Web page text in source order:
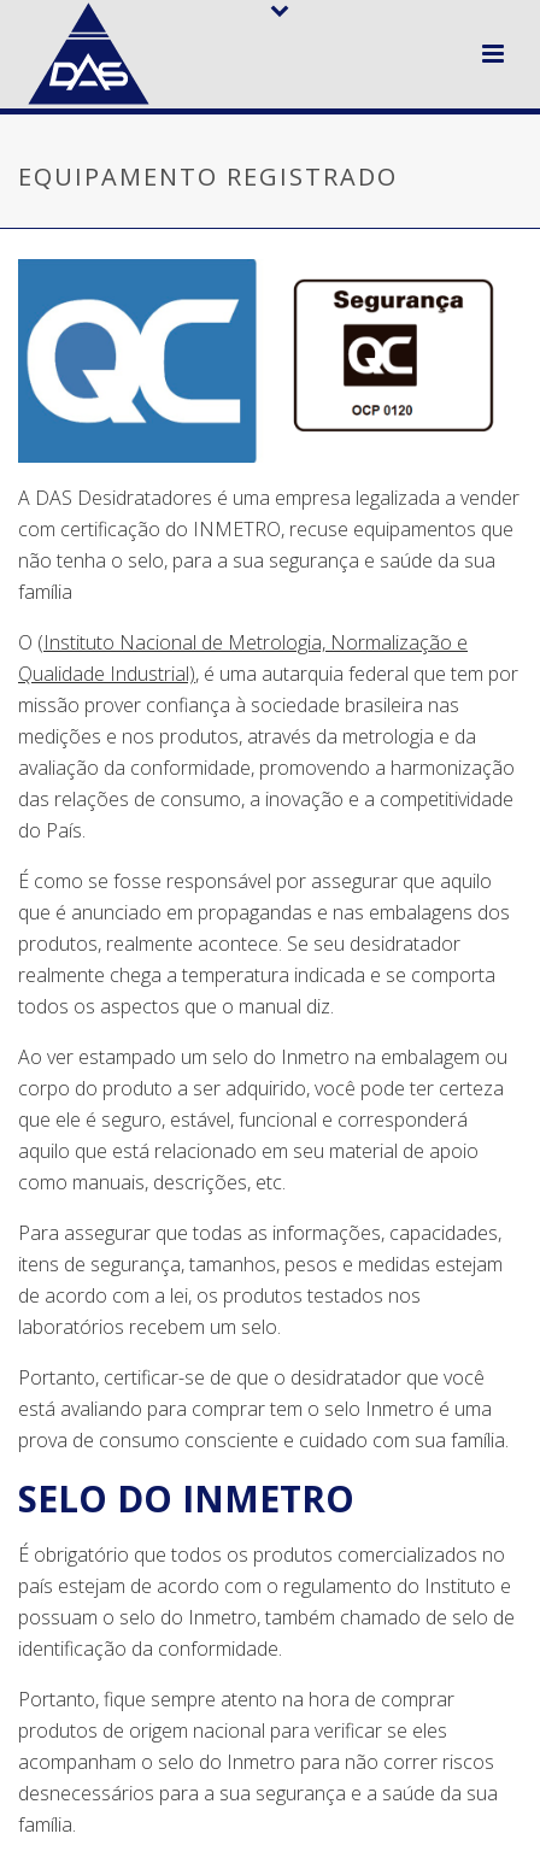
EQUIPAMENTO REGISTRADO
A DAS Desidratadores é uma empresa legalizada a vender
com certificação do INMETRO, recuse equipamentos que
não tenha o selo, para a sua segurança e saúde da sua
família
O (Instituto Nacional de Metrologia, Normalização e
Qualidade Industrial), é uma autarquia federal que tem por
missão prover confiança à sociedade brasileira nas
medições e nos produtos, através da metrologia e da
avaliação da conformidade, promovendo a harmonização
das relações de consumo, a inovação e a competitividade
do País.
É como se fosse responsável por assegurar que aquilo
que é anunciado em propagandas e nas embalagens dos
produtos, realmente acontece. Se seu desidratador
realmente chega a temperatura indicada e se comporta
todos os aspectos que o manual diz.
Ao ver estampado um selo do Inmetro na embalagem ou
corpo do produto a ser adquirido, você pode ter certeza
que ele é seguro, estável, funcional e corresponderá
aquilo que está relacionado em seu material de apoio
como manuais, descrições, etc.
Para assegurar que todas as informações, capacidades,
itens de segurança, tamanhos, pesos e medidas estejam
de acordo com a lei, os produtos testados nos
laboratórios recebem um selo.
Portanto, certificar-se de que o desidratador que você
está avaliando para comprar tem o selo Inmetro é uma
prova de consumo consciente e cuidado com sua família.
SELO DO INMETRO
É obrigatório que todos os produtos comercializados no
país estejam de acordo com o regulamento do Instituto e
possuam o selo do Inmetro, também chamado de selo de
identificação da conformidade.
Portanto, fique sempre atento na hora de comprar
produtos de origem nacional para verificar se eles
acompanham o selo do Inmetro para não correr riscos
desnecessários para a sua segurança e a saúde da sua
família.